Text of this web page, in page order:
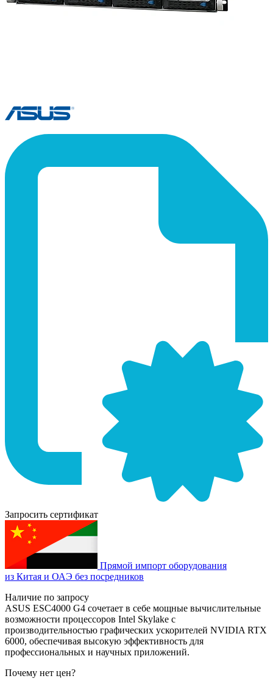
Запросить сертификат
Прямой импорт оборудования
из Китая и ОАЭ без посредников
Наличие по запросу
ASUS ESC4000 G4 сочетает в себе мощные вычислительные
возможности процессоров Intel Skylake с
производительностью графических ускорителей NVIDIA RTX
6000, обеспечивая высокую эффективность для
профессиональных и научных приложений.
Почему нет цен?